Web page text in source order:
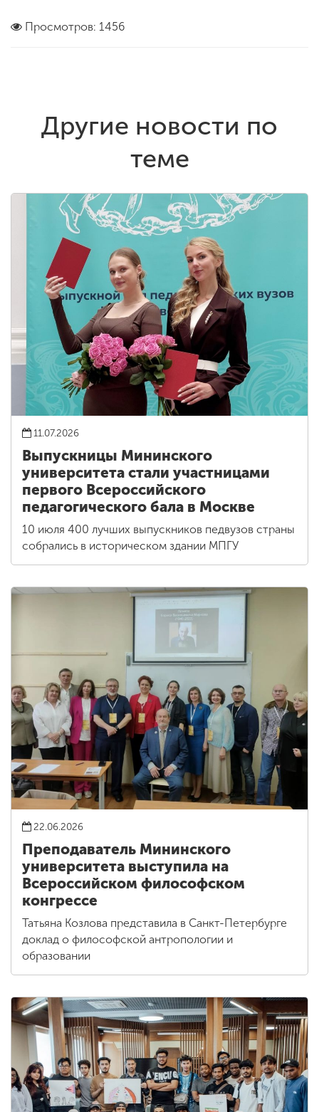
Просмотров: 1456
Другие новости по
теме
11.07.2026
Выпускницы Мининского
университета стали участницами
первого Всероссийского
педагогического бала в Москве
10 июля 400 лучших выпускников педвузов страны
собрались в историческом здании МПГУ
22.06.2026
Преподаватель Мининского
университета выступила на
Всероссийском философском
конгрессе
Татьяна Козлова представила в Санкт-Петербурге
доклад о философской антропологии и
образовании